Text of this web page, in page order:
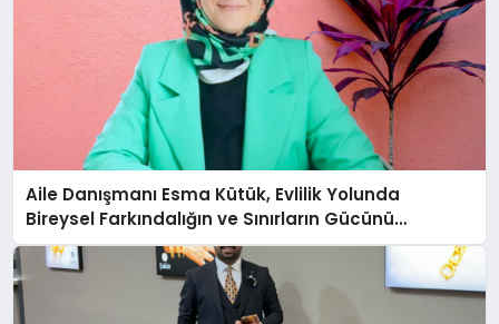
Aile Danışmanı Esma Kütük, Evlilik Yolunda
Bireysel Farkındalığın ve Sınırların Gücünü
Anlatıyor